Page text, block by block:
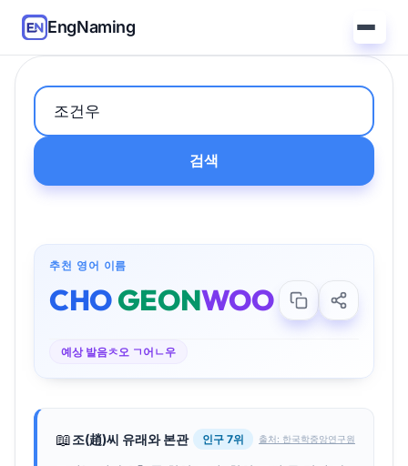
EngNaming
검색
추천 영어 이름
CHOGEONWOO
예상 발음ㅊ오 ㄱ어ㄴ우
📖조(趙)씨 유래와 본관 인구 7위 출처: 한국학중앙연구원